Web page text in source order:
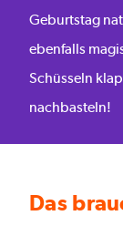
Geburtstag
ebenfalls
Schüsseln
nachbasteln!
Das